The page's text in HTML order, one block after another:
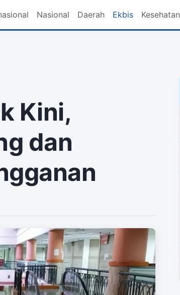
Nasional Daerah Ekbis Kesehatan
Kini,
dan